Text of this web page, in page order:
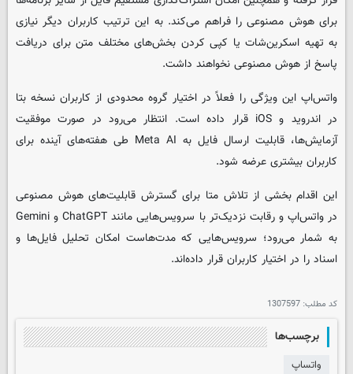
برای هوش مصنوعی را فراهم می‌کند. به این ترتیب کاربران دیگر نیازی
به تهیه اسکرین‌شات یا کپی کردن بخش‌های مختلف متن برای دریافت
پاسخ از هوش مصنوعی نخواهند داشت.
واتس‌اپ این ویژگی را فعلاً در اختیار گروه محدودی از کاربران نسخه بتا
در اندروید و iOS قرار داده است. انتظار می‌رود در صورت موفقیت
آزمایش‌ها، قابلیت ارسال فایل به Meta AI طی هفته‌های آینده برای
کاربران بیشتری عرضه شود.
این اقدام بخشی از تلاش متا برای گسترش قابلیت‌های هوش مصنوعی
در واتس‌اپ و رقابت نزدیک‌تر با سرویس‌هایی مانند ChatGPT و Gemini
به شمار می‌رود؛ سرویس‌هایی که مدت‌هاست امکان تحلیل فایل‌ها و
اسناد را در اختیار کاربران قرار داده‌اند.
کد مطلب: 1307597
برچسب‌ها
واتساپ